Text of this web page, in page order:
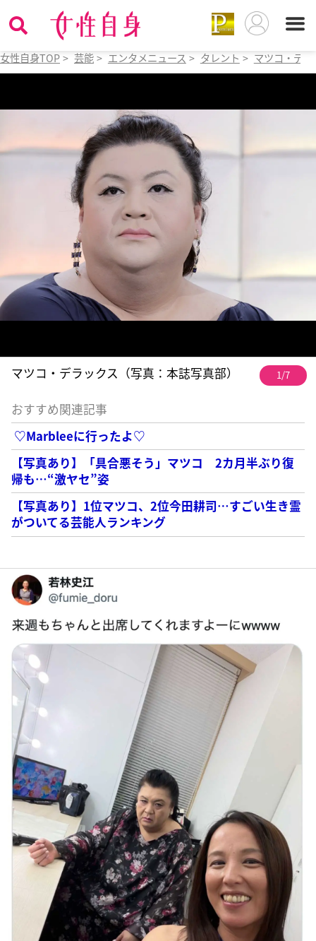
女性自身TOP > 芸能 > エンタメニュース > タレント > マツコ・デ
マツコ・デラックス（写真：本誌写真部） 1/7
おすすめ関連記事
♡Marbleeに行ったよ♡
【写真あり】「具合悪そう」マツコ 2カ月半ぶり復
帰も…“激ヤセ”姿
【写真あり】1位マツコ、2位今田耕司…すごい生き霊
がついてる芸能人ランキング